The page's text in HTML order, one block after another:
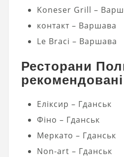
Koneser Grill –
контакт – Варшава
Le Braci – Варшава
Ресторани
Еліксир – Гданськ
Фіно – Гданськ
Меркато – Гданськ
Non-art – Гданськ